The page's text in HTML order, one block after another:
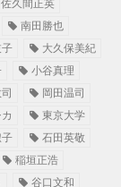
佐久間正英
南田勝也
大久保美紀
小谷真理
岡田温司
東京大学
石田英敬
稲垣正浩
谷口文和